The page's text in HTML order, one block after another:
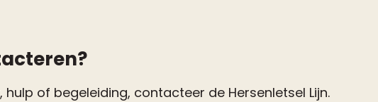
of begeleiding, contacteer de Hersenletsel Lijn.